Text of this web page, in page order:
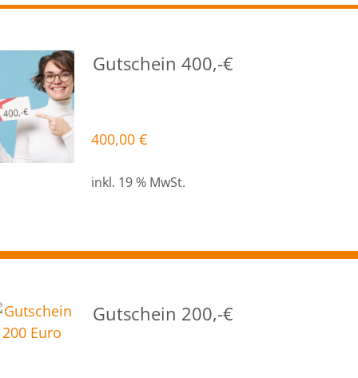
Gutschein 400,-€
400,00€
inkl. 19 % MwSt.
Gutschein 200,-€